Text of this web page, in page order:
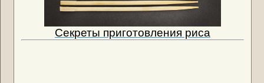
Секреты приготовления риса